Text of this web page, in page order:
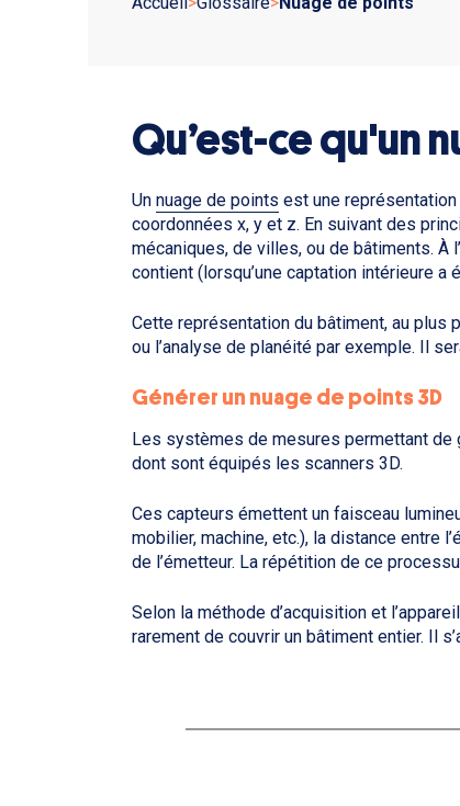
Qu’est-ce qu'un
Un nuage de points est une
coordonnées x, y et z. En suivant des
mécaniques, de villes, ou de bâtiments. À
contient (lorsqu’une captation intérieure a
Cette représentation du bâtiment, au
ou l’analyse de planéité par exemple. Il
Générer un nuage de points 3D
Les systèmes de mesures permettant de
dont sont équipés les scanners 3D.
Ces capteurs émettent un faisceau
mobilier, machine, etc.), la distance entre
de l’émetteur. La répétition de ce
Selon la méthode d’acquisition et
rarement de couvrir un bâtiment entier. Il